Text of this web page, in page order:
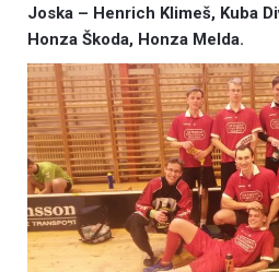
Joska – Henrich Klimeš, Kuba
Honza Škoda, Honza Melda.